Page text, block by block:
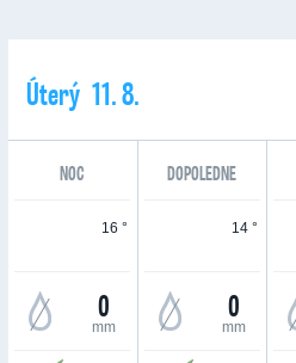
Úterý 11. 8.
NOC DOPOLEDNE
16 °
0
mm
14 °
0
mm